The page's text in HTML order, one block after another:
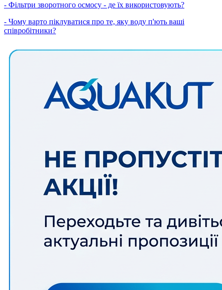
- Фільтри зворотного осмосу - де їх використовують?
- Чому варто піклуватися про те, яку воду п'ють ваші
співробітники?